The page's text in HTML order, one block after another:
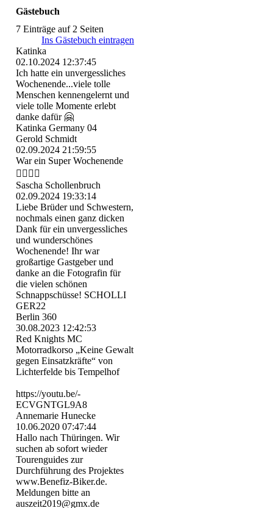
Gästebuch
7 Einträge auf 2 Seiten
Ins Gästebuch eintragen
Katinka
02.10.2024 12:37:45
Ich hatte ein unvergessliches
Wochenende...viele tolle
Menschen kennengelernt und
viele tolle Momente erlebt
danke dafür 🤗
Katinka Germany 04
Gerold Schmidt
02.09.2024 21:59:55
War ein Super Wochenende
👍🏻👍🏻
Sascha Schollenbruch
02.09.2024 19:33:14
Liebe Brüder und Schwestern,
nochmals einen ganz dicken
Dank für ein unvergessliches
und wunderschönes
Wochenende! Ihr war
großartige Gastgeber und
danke an die Fotografin für
die vielen schönen
Schnappschüsse! SCHOLLI
GER22
Berlin 360
30.08.2023 12:42:53
Red Knights MC
Motorradkorso „Keine Gewalt
gegen Einsatzkräfte“ von
Lichterfelde bis Tempelhof
https:­//­youtu.­be/­
ECVGNTGL9A8
Annemarie Hunecke
10.06.2020 07:47:44
Hallo nach Thüringen. Wir
suchen ab sofort wieder
Tourenguides zur
Durchführung des Projektes
www.Benefiz-Biker.de.
Meldungen bitte an
auszeit2019@gmx.de